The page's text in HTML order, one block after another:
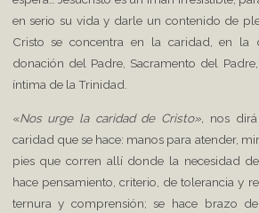
en serio su vida y darle un contenido de
Cristo se concentra en la caridad, en la
donación del Padre, Sacramento del
íntima de la Trinidad.
«Nos urge la caridad de Cristo», nos
caridad que se hace: manos para atender,
pies que corren allí donde la necesidad
hace pensamiento, criterio, de tolerancia y
ternura y comprensión; se hace brazo